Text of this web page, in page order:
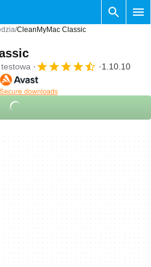
CleanMyMac Classic
1.10.10